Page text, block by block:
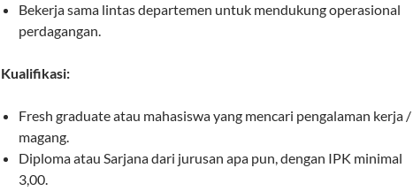
Bekerja sama lintas departemen untuk mendukung operasional
perdagangan.
Kualifikasi:
Fresh graduate atau mahasiswa yang mencari pengalaman kerja /
magang.
Diploma atau Sarjana dari jurusan apa pun, dengan IPK minimal
3,00.